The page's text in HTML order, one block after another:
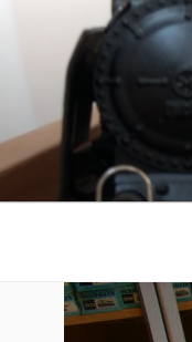
springen